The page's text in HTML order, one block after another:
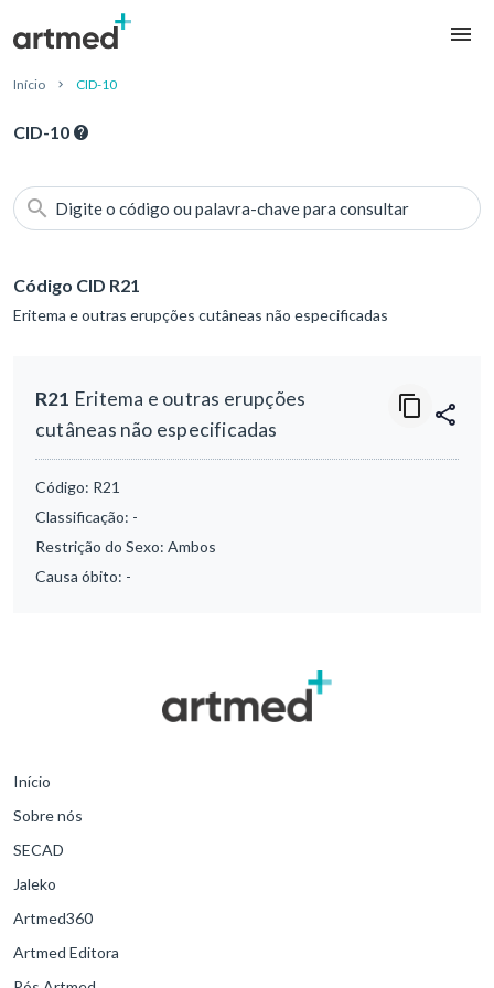
Início CID-10
CID-10
Digite o código ou palavra-chave para consultar
Código CID R21
Eritema e outras erupções cutâneas não especificadas
R21 Eritema e outras erupções
cutâneas não especificadas
Código: R21
Classificação: -
Restrição do Sexo: Ambos
Causa óbito: -
Início
Sobre nós
SECAD
Jaleko
Artmed360
Artmed Editora